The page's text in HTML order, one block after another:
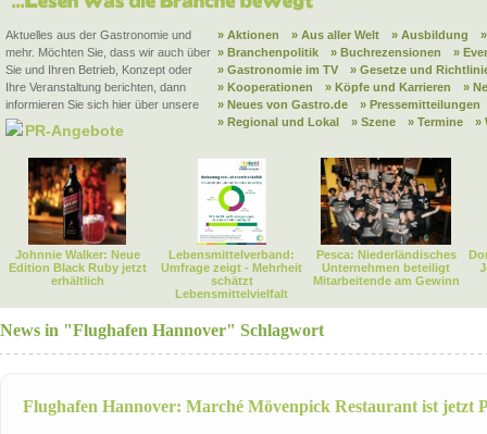
Aktuelles aus der Gastronomie und
mehr. Möchten Sie, dass wir auch über
Sie und Ihren Betrieb, Konzept oder
Ihre Veranstaltung berichten, dann
informieren Sie sich hier über unsere
PR-Angebote
» Aktionen » Aus aller Welt » Ausbildung
» Branchenpolitik
» Buchrezensionen
»
» Gastronomie im TV
» Gesetze und
» Kooperationen
» Köpfe und Karrieren
»
» Neues von Gastro.de
» Pressemitteilungen
» Regional und Lokal
» Szene » Termine »
Johnnie Walker: Neue
Edition Black Ruby jetzt
erhältlich
Lebensmittelverband:
Umfrage zeigt - Mehrheit
schätzt
Lebensmittelvielfalt
Pesca: Niederländisches
Unternehmen beteiligt
Mitarbeitende am Gewinn
News in "Flughafen Hannover" Schlagwort
Flughafen Hannover: Marché Mövenpick Restaurant ist jetzt